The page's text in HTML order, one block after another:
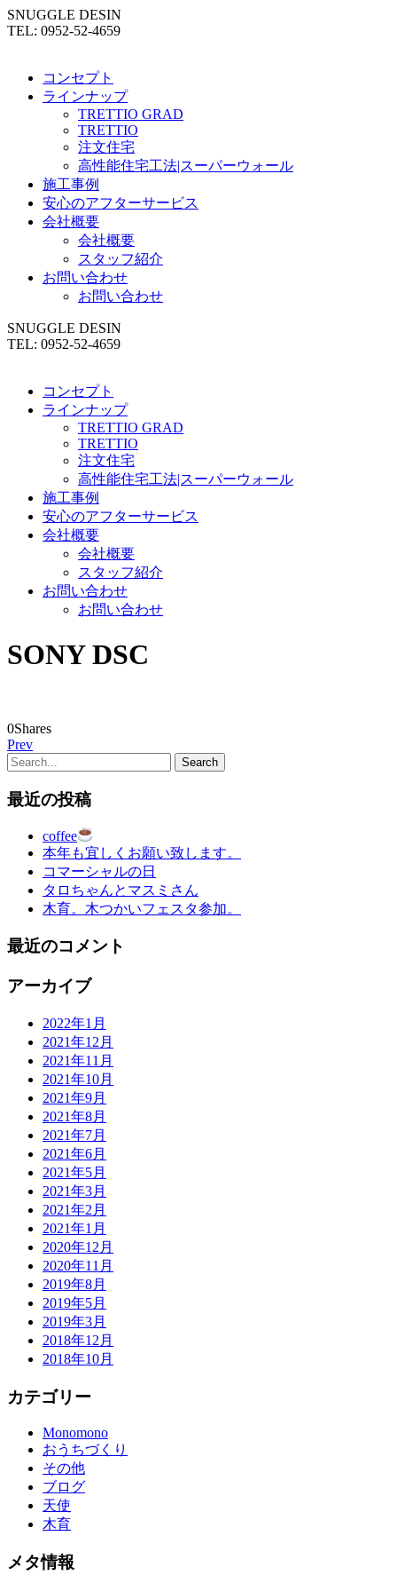
SNUGGLE DESIN
TEL: 0952-52-4659
コンセプト
ラインナップ
TRETTIO GRAD
TRETTIO
注文住宅
高性能住宅工法|スーパーウォール
施工事例
安心のアフターサービス
会社概要
会社概要
スタッフ紹介
お問い合わせ
お問い合わせ
SNUGGLE DESIN
TEL: 0952-52-4659
コンセプト
ラインナップ
TRETTIO GRAD
TRETTIO
注文住宅
高性能住宅工法|スーパーウォール
施工事例
安心のアフターサービス
会社概要
会社概要
スタッフ紹介
お問い合わせ
お問い合わせ
SONY DSC
0Shares
Prev
最近の投稿
coffee
本年も宜しくお願い致します。
コマーシャルの日
タロちゃんとマスミさん
木育。木つかいフェスタ参加。
最近のコメント
アーカイブ
2022年1月
2021年12月
2021年11月
2021年10月
2021年9月
2021年8月
2021年7月
2021年6月
2021年5月
2021年3月
2021年2月
2021年1月
2020年12月
2020年11月
2019年8月
2019年5月
2019年3月
2018年12月
2018年10月
カテゴリー
Monomono
おうちづくり
その他
ブログ
天使
木育
メタ情報